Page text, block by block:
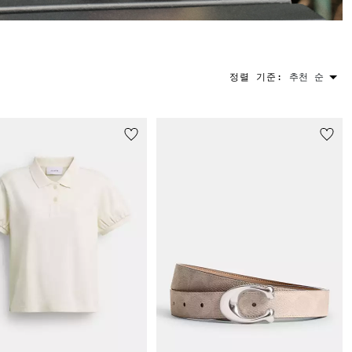
정렬 기준: 추천 순